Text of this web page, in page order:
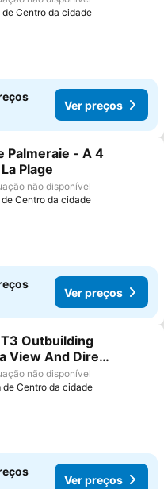
de Centro da cidade
Ver preços
aos favoritos
Palmeraie - A 4
Plage
não disponível
de Centro da cidade
Ver preços
aos favoritos
Outbuilding
View And Direct
- Coastal
não disponível
de Centro da cidade
Ver preços